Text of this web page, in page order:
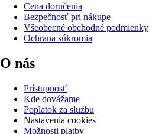
Cena doručenia
Bezpečnosť pri nákupe
Všeobecné obchodné podmienky
Ochrana súkromia
O nás
Prístupnosť
Kde dovážame
Poplatok za službu
Nastavenia cookies
Možnosti platby